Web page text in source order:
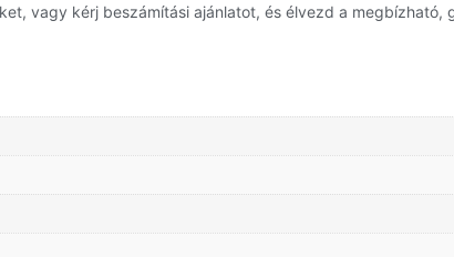
vagy kérj beszámítási ajánlatot, és élvezd a